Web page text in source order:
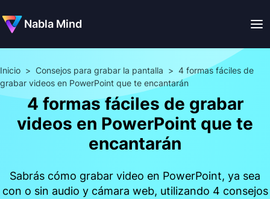
Nabla Mind
Inicio > Consejos para grabar la pantalla > 4 formas fáciles de
grabar videos en PowerPoint que te encantarán
4 formas fáciles de grabar
videos en PowerPoint que te
encantarán
Sabrás cómo grabar video en PowerPoint, ya sea
con o sin audio y cámara web, utilizando 4 consejos